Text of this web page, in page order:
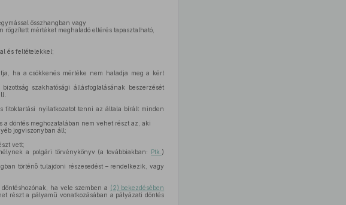
összhangban vagy
rögzített mértéket meghaladó eltérés tapasztalható,
és feltételekkel;
ha a csökkenés mértéke nem haladja meg a kért
szakhatósági állásfoglalásának beszerzését
titoktartási nyilatkozatot tenni az általa bírált minden
a döntés meghozatalában nem vehet részt az, aki
jogviszonyban áll;
vett;
a polgári törvénykönyv (a továbbiakban: Ptk. )
történő tulajdoni részesedést – rendelkezik, vagy
ha vele szemben a (2) bekezdésében
részt a pályamű vonatkozásában a pályázati döntés